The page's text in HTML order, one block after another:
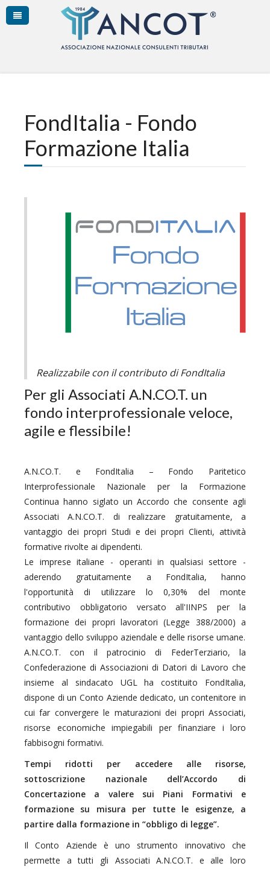
FondItalia - Fondo
Formazione Italia
Realizzabile con il contributo di FondItalia
Per gli Associati A.N.CO.T. un
fondo interprofessionale veloce,
agile e flessibile!
A.N.CO.T. e FondItalia – Fondo Paritetico
Interprofessionale Nazionale per la Formazione
Continua hanno siglato un Accordo che consente agli
Associati A.N.CO.T. di realizzare gratuitamente, a
vantaggio dei propri Studi e dei propri Clienti, attività
formative rivolte ai dipendenti.
Le imprese italiane - operanti in qualsiasi settore -
aderendo gratuitamente a FondItalia, hanno
l'opportunità di utilizzare lo 0,30% del monte
contributivo obbligatorio versato all'IINPS per la
formazione dei propri lavoratori (Legge 388/2000) a
vantaggio dello sviluppo aziendale e delle risorse umane.
A.N.CO.T. con il patrocinio di FederTerziario, la
Confederazione di Associazioni di Datori di Lavoro che
insieme al sindacato UGL ha costituito FondItalia,
dispone di un Conto Aziende dedicato, un contenitore in
cui far convergere le maturazioni dei propri Associati,
risorse economiche impiegabili per finanziare i loro
fabbisogni formativi.
Tempi ridotti per accedere alle risorse,
sottoscrizione nazionale dell’Accordo di
Concertazione a valere sui Piani Formativi e
formazione su misura per tutte le esigenze, a
partire dalla formazione in “obbligo di legge”.
Il Conto Aziende è uno strumento innovativo che
permette a tutti gli Associati A.N.CO.T. e alle loro